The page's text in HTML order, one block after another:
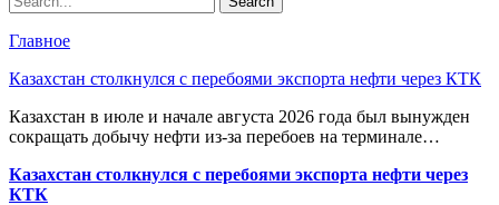
Главное
Казахстан столкнулся с перебоями экспорта нефти через КТК
Казахстан в июле и начале августа 2026 года был вынужден
сокращать добычу нефти из-за перебоев на терминале…
Казахстан столкнулся с перебоями экспорта нефти через
КТК